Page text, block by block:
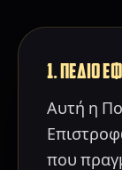
1. ΠΕΔΙΟ
Αυτή η
που